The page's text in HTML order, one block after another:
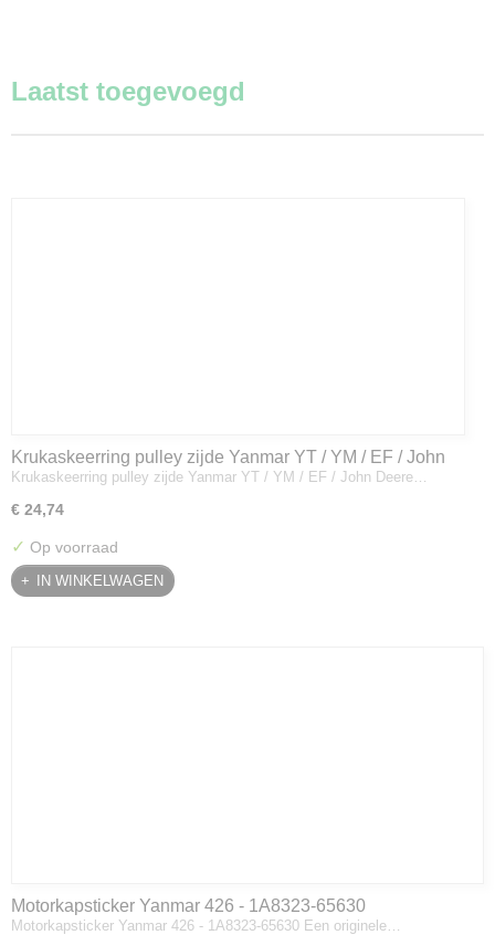
Laatst toegevoegd
Krukaskeerring pulley zijde Yanmar YT / YM / EF / John
Deere - 119934-01800
Krukaskeerring pulley zijde Yanmar YT / YM / EF / John Deere…
€ 24,74
✓ Op voorraad
IN WINKELWAGEN
Motorkapsticker Yanmar 426 - 1A8323-65630
Motorkapsticker Yanmar 426 - 1A8323-65630 Een originele…